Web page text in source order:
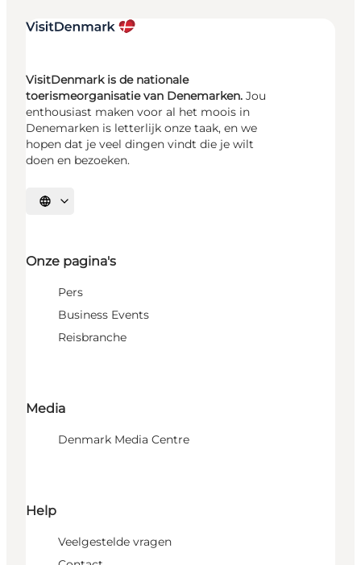
VisitDenmark is de nationale
toerismeorganisatie van Denemarken. Jou
enthousiast maken voor al het moois in
Denemarken is letterlijk onze taak, en we
hopen dat je veel dingen vindt die je wilt
doen en bezoeken.
Selecteer taal
Onze pagina's
Pers
Business Events
Reisbranche
Media
Denmark Media Centre
Help
Veelgestelde vragen